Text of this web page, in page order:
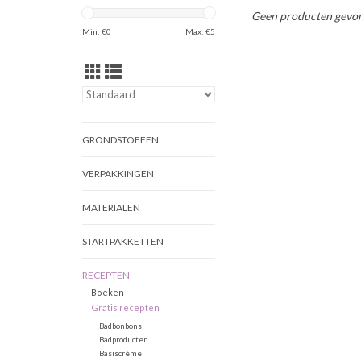
Min: €0 Max: €5
GRONDSTOFFEN
VERPAKKINGEN
MATERIALEN
STARTPAKKETTEN
RECEPTEN
Boeken
Gratis recepten
Badbonbons
Badproducten
Basiscrème
Geen producten